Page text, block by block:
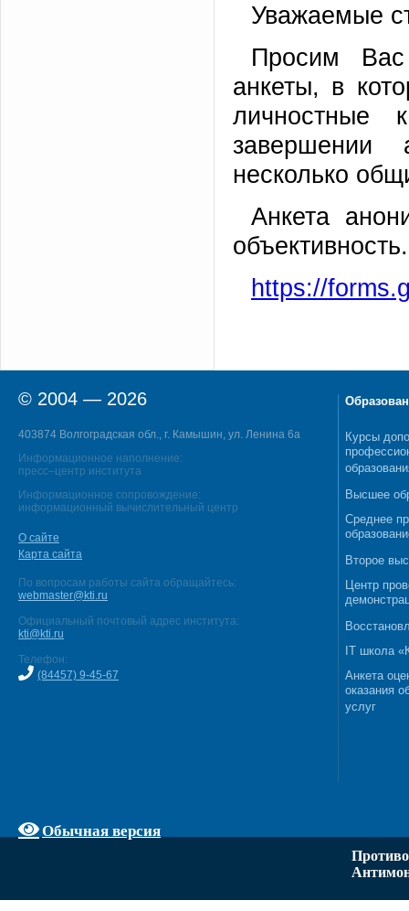
Уважаемые
Просим Вас
анкеты, в
личностные
завершении
несколько
Анкета
объективность.
https://
© 2004 — 2026
403874 Волгоградская обл., г. Камышин, ул. Ленина 6а
Информационное наполнение:
пресс–центр института
Информационное сопровождение:
информационный вычислительный центр
О сайте
Карта сайта
По вопросам работы сайта обращайтесь:
webmaster@kti.ru
Официальный почтовый адрес института:
kti@kti.ru
Телефон:
(84457) 9-45-67
Обычная версия
Курсы
Высшее
Среднее
Второе
Центр
IT школа
Анкета
оказания
услуг